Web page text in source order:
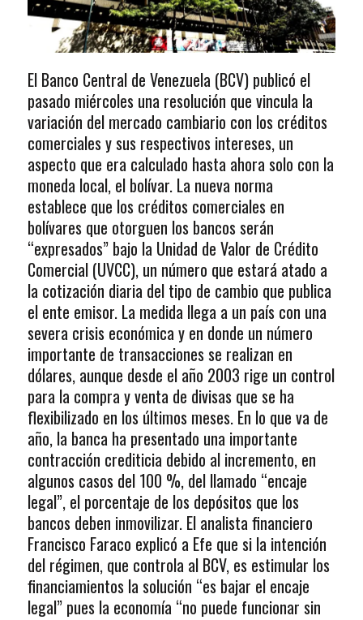
El Banco Central de Venezuela (BCV) publicó el
pasado miércoles una resolución que vincula la
variación del mercado cambiario con los créditos
comerciales y sus respectivos intereses, un
aspecto que era calculado hasta ahora solo con la
moneda local, el bolívar. La nueva norma
establece que los créditos comerciales en
bolívares que otorguen los bancos serán
“expresados” bajo la Unidad de Valor de Crédito
Comercial (UVCC), un número que estará atado a
la cotización diaria del tipo de cambio que publica
el ente emisor. La medida llega a un país con una
severa crisis económica y en donde un número
importante de transacciones se realizan en
dólares, aunque desde el año 2003 rige un control
para la compra y venta de divisas que se ha
flexibilizado en los últimos meses. En lo que va de
año, la banca ha presentado una importante
contracción crediticia debido al incremento, en
algunos casos del 100 %, del llamado “encaje
legal”, el porcentaje de los depósitos que los
bancos deben inmovilizar. El analista financiero
Francisco Faraco explicó a Efe que si la intención
del régimen, que controla al BCV, es estimular los
financiamientos la solución “es bajar el encaje
legal” pues la economía “no puede funcionar sin